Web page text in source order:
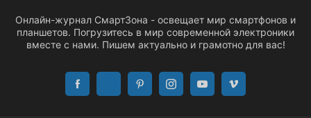
Онлайн-журнал СмартЗона - освещает мир смартфонов и
планшетов. Погрузитесь в мир современной электроники
вместе с нами. Пишем актуально и грамотно для вас!